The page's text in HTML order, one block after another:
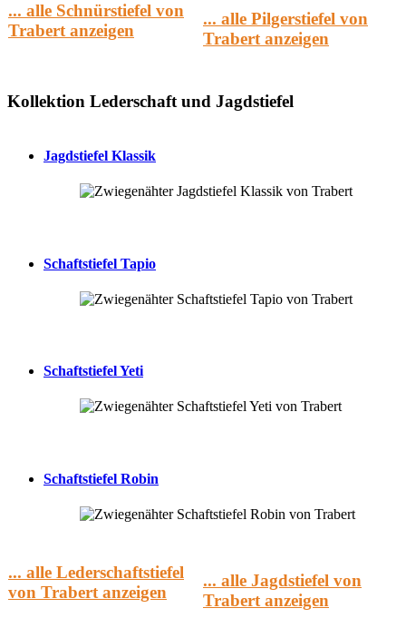
... alle Schnürstiefel von
Trabert anzeigen
... alle Pilgerstiefel von
Trabert anzeigen
Kollektion Lederschaft und Jagdstiefel
Jagdstiefel Klassik
Schaftstiefel Tapio
Schaftstiefel Yeti
Schaftstiefel Robin
... alle Lederschaftstiefel
von Trabert anzeigen
... alle Jagdstiefel von
Trabert anzeigen